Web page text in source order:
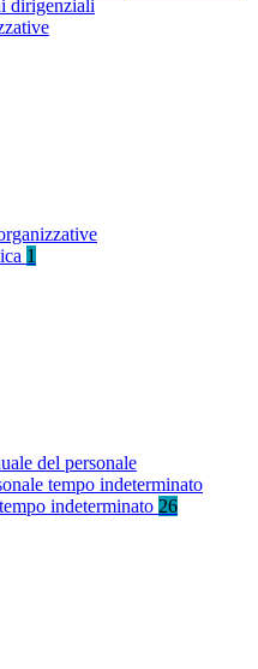
dirigenziali
1
del personale
tempo indeterminato
indeterminato 26